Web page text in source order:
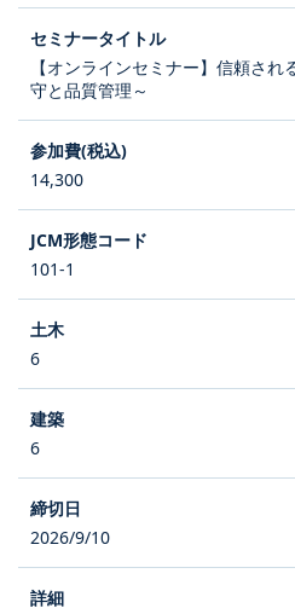
【オンラインセミナー】信頼さ
守と品質管理～
14,300
101-1
6
6
2026/9/10